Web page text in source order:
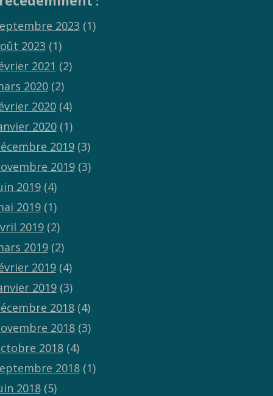
2023 (1)
2023 (1)
2021 (2)
2020(2)
2020(4)
2020(1)
2019(3)
2019(3)
2019(4)
2019(1)
2019(2)
2019(2)
2019(4)
2019(3)
2018(4)
2018(3)
2018(4)
2018(1)
2018(5)